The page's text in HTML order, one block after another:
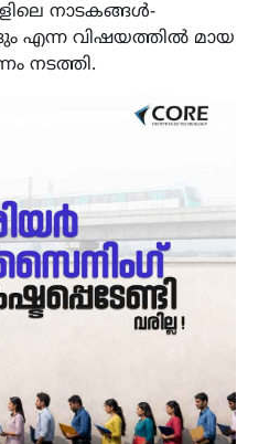
നാടകങ്ങൾ-
എന്ന വിഷയത്തിൽ മായ
നടത്തി.